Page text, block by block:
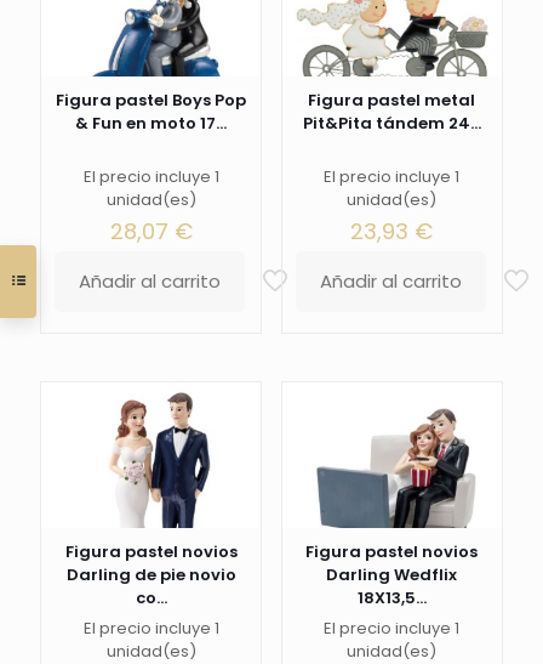
Figura pastel Boys Pop
& Fun en moto 17...
El precio incluye 1
unidad(es)
28,07 €
Añadir al carrito
Figura pastel metal
Pit&Pita tándem 24...
El precio incluye 1
unidad(es)
23,93 €
Añadir al carrito
Figura pastel novios
Darling de pie novio
co...
El precio incluye 1
unidad(es)
Figura pastel novios
Darling Wedflix
18X13,5...
El precio incluye 1
unidad(es)